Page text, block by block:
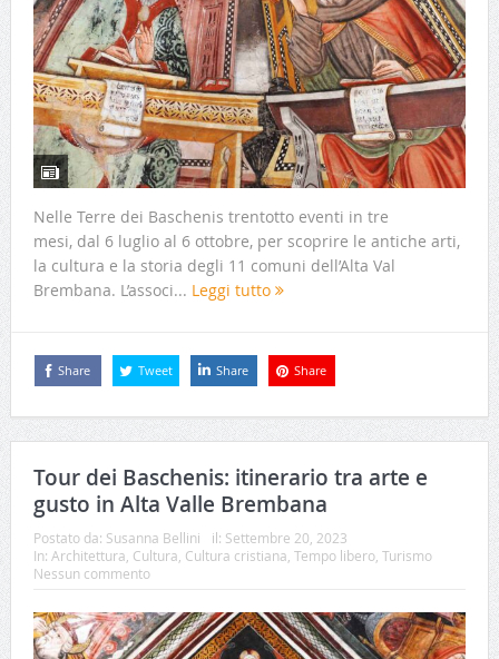
Nelle Terre dei Baschenis trentotto eventi in tre
mesi, dal 6 luglio al 6 ottobre, per scoprire le antiche arti,
la cultura e la storia degli 11 comuni dell’Alta Val
Brembana. L’associ... Leggi tutto
Share Tweet Share Share
Tour dei Baschenis: itinerario tra arte e
gusto in Alta Valle Brembana
Postato da: Susanna Bellini il: Settembre 20, 2023
In: Architettura, Cultura, Cultura cristiana, Tempo libero, Turismo
Nessun commento